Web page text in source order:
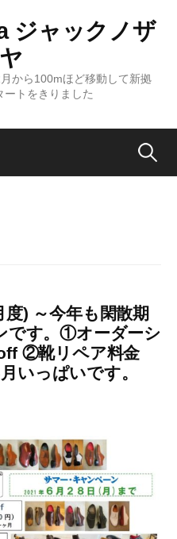
ジャックノザ
から100mほど移動して新拠
ートをきりました
検
) ～今年も閑散期
です。①オーダーシ
②靴リペア料金
いっぱいです。